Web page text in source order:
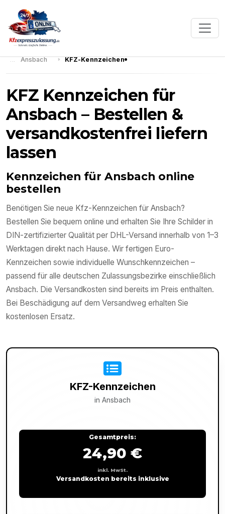
Ansbach KFZ-Kennzeichen
KFZ Kennzeichen für
Ansbach – Bestellen &
versandkostenfrei liefern
lassen
Kennzeichen für Ansbach online
bestellen
Benötigen Sie neue Kfz-Kennzeichen für Ansbach?
Bestellen Sie bequem online und erhalten Sie Ihre Schilder in
DIN-zertifizierter Qualität per DHL-Versand innerhalb von 1–3
Werktagen direkt nach Hause. Wir fertigen Euro-
Kennzeichen sowie individuelle Wunschkennzeichen –
passend für alle deutschen Zulassungsbezirke einschließlich
Ansbach. Die Versandkosten sind bereits im Preis enthalten.
Bei Beschädigung auf dem Versandweg erhalten Sie
kostenlosen Ersatz.
KFZ-Kennzeichen
in Ansbach
Gesamtpreis:
24,90 €
inkl. MwSt.
Versandkosten bereits inklusive